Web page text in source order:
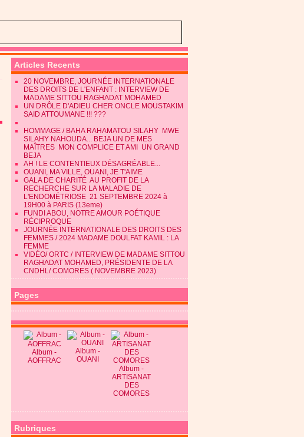
Articles Recents
20 NOVEMBRE, JOURNÉE INTERNATIONALE
DES DROITS DE L'ENFANT : INTERVIEW DE
MADAME SITTOU RAGHADAT MOHAMED
UN DRÔLE D'ADIEU CHER ONCLE MOUSTAKIM
SAID ATTOUMANE !!! ???
HOMMAGE / BAHA RAHAMATOU SILAHY MWE
SILAHY NAHOUDA... BEJA UN DE MES
MAÎTRES MON COMPLICE ET AMI UN GRAND
BEJA
AH ! LE CONTENTIEUX DÉSAGRÉABLE...
OUANI, MA VILLE, OUANI, JE T'AIME
GALA DE CHARITÉ AU PROFIT DE LA
RECHERCHE SUR LA MALADIE DE
L'ENDOMÉTRIOSE 21 SEPTEMBRE 2024 à
19H00 à PARIS (13eme)
FUNDI ABOU, NOTRE AMOUR POÉTIQUE
RÉCIPROQUE
JOURNÉE INTERNATIONALE DES DROITS DES
FEMMES / 2024 MADAME DOULFAT KAMIL : LA
FEMME
VIDÉO/ ORTC / INTERVIEW DE MADAME SITTOU
RAGHADAT MOHAMED, PRÉSIDENTE DE LA
CNDHL/ COMORES ( NOVEMBRE 2023)
Pages
Album -
AOFFRAC
Album -
OUANI
Album -
ARTISANAT
DES
COMORES
Rubriques